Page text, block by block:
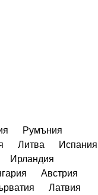
Румъния
Литва
Испания
Ирландия
Австрия
Латвия